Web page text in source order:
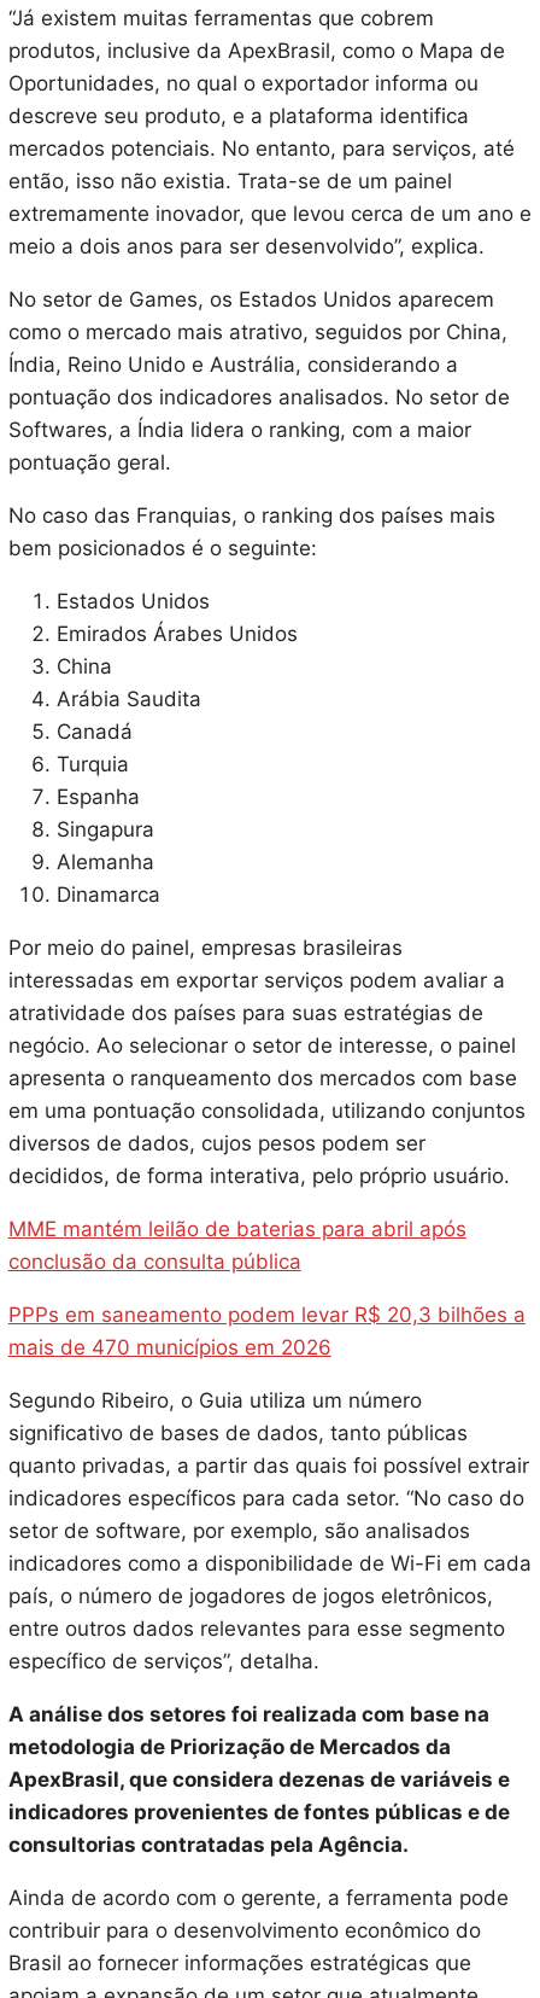
“Já existem muitas ferramentas que cobrem
produtos, inclusive da ApexBrasil, como o Mapa de
Oportunidades, no qual o exportador informa ou
descreve seu produto, e a plataforma identifica
mercados potenciais. No entanto, para serviços, até
então, isso não existia. Trata-se de um painel
extremamente inovador, que levou cerca de um ano e
meio a dois anos para ser desenvolvido”, explica.
No setor de Games, os Estados Unidos aparecem
como o mercado mais atrativo, seguidos por China,
Índia, Reino Unido e Austrália, considerando a
pontuação dos indicadores analisados. No setor de
Softwares, a Índia lidera o ranking, com a maior
pontuação geral.
No caso das Franquias, o ranking dos países mais
bem posicionados é o seguinte:
Estados Unidos
Emirados Árabes Unidos
China
Arábia Saudita
Canadá
Turquia
Espanha
Singapura
Alemanha
Dinamarca
Por meio do painel, empresas brasileiras
interessadas em exportar serviços podem avaliar a
atratividade dos países para suas estratégias de
negócio. Ao selecionar o setor de interesse, o painel
apresenta o ranqueamento dos mercados com base
em uma pontuação consolidada, utilizando conjuntos
diversos de dados, cujos pesos podem ser
decididos, de forma interativa, pelo próprio usuário.
MME mantém leilão de baterias para abril após
conclusão da consulta pública
PPPs em saneamento podem levar R$ 20,3 bilhões a
mais de 470 municípios em 2026
Segundo Ribeiro, o Guia utiliza um número
significativo de bases de dados, tanto públicas
quanto privadas, a partir das quais foi possível extrair
indicadores específicos para cada setor. “No caso do
setor de software, por exemplo, são analisados
indicadores como a disponibilidade de Wi-Fi em cada
país, o número de jogadores de jogos eletrônicos,
entre outros dados relevantes para esse segmento
específico de serviços”, detalha.
A análise dos setores foi realizada com base na
metodologia de Priorização de Mercados da
ApexBrasil, que considera dezenas de variáveis e
indicadores provenientes de fontes públicas e de
consultorias contratadas pela Agência.
Ainda de acordo com o gerente, a ferramenta pode
contribuir para o desenvolvimento econômico do
Brasil ao fornecer informações estratégicas que